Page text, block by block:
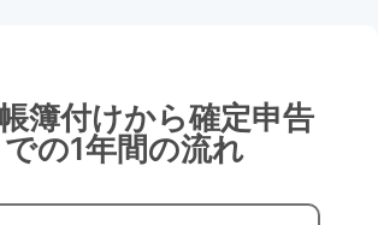
簿付けから確定申告
での1年間の流れ